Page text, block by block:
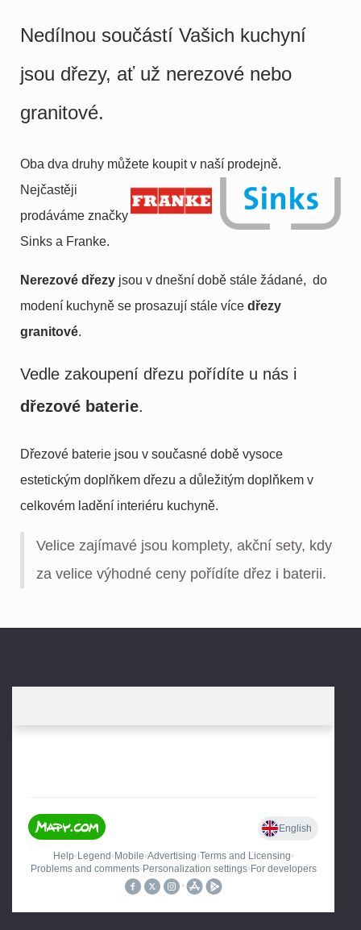
Nedílnou součástí Vašich kuchyní
jsou dřezy, ať už nerezové nebo
granitové.
Oba dva druhy můžete koupit v naší prodejně.
Nejčastěji
prodáváme značky
Sinks a Franke.
Nerezové dřezy jsou v dnešní době stále žádané, do
modení kuchyně se prosazují stále více d řezy
granitové.
Vedle zakoupení dřezu pořídíte u nás i
dřezové baterie.
Dřezové baterie jsou v současné době vysoce
estetickým doplňkem dřezu a důležitým doplňkem v
celkovém ladění interiéru kuchyně.
Velice zajímavé jsou komplety, akční sety, kdy
za velice výhodné ceny pořídíte dřez i baterii.